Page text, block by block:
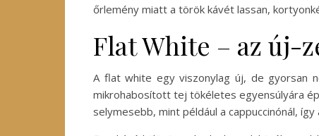
őrlemény miatt a török kávét lassan,
Flat White – az új-
A flat white egy viszonylag új, de gyorsan
mikrohabosított tej tökéletes egyensúlyára
selymesebb, mint például a cappuccinónál,